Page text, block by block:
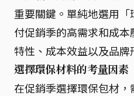
重要關鍵。單純地選用
付促銷季的高需求和成
特性、成本效益以及品牌
選擇環保材料的考量因素
在促銷季選擇環保包材，